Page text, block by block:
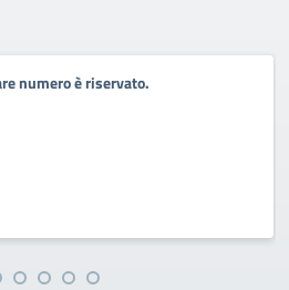
numero è riservato.